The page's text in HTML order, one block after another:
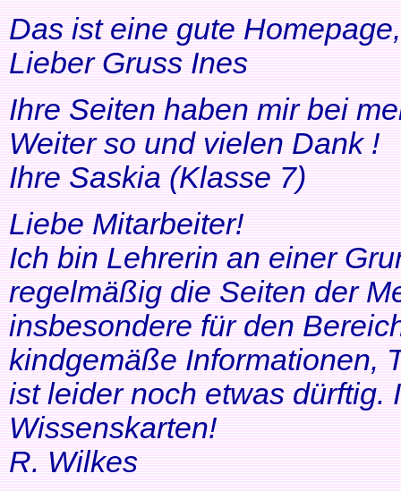
Das ist eine gute
Lieber Gruss Ines
Ihre Seiten haben mir bei
Weiter so und vielen Dank !
Ihre Saskia (Klasse 7)
Liebe Mitarbeiter!
Ich bin Lehrerin an einer
regelmäßig die Seiten der
insbesondere für den
kindgemäße Informationen,
ist leider noch etwas dürftig.
Wissenskarten!
R. Wilkes